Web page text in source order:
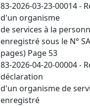
83-2026-03-23-00014 -
d'un organisme
de services à la
enregistré sous le N°
pages) Page 53
83-2026-04-20-00004 -
déclaration
d'un organisme de
enregistré